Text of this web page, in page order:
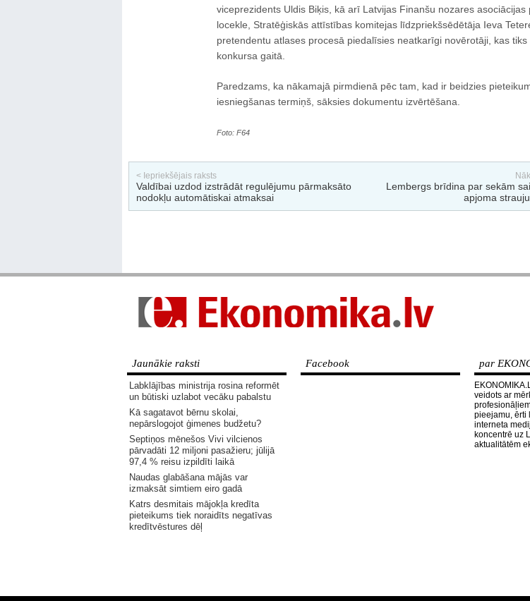
viceprezidents Uldis Biķis, kā arī Latvijas Finanšu nozares asociācijas
locekle, Stratēģiskās attīstības komitejas līdzpriekšsēdētāja Ieva
pretendentu atlases procesā piedalīsies neatkarīgi novērotāji, kas tiks
konkursa gaitā.
Paredzams, ka nākamajā pirmdienā pēc tam, kad ir beidzies
iesniegšanas termiņš, sāksies dokumentu izvērtēšana.
Foto: F64
< Iepriekšējais raksts
Valdībai uzdod izstrādāt regulējumu pārmaksāto
nodokļu automātiskai atmaksai
Lembergs brīdina par sekām
apjoma
Jaunākie raksti
Labklājības ministrija rosina reformēt
un būtiski uzlabot vecāku pabalstu
Kā sagatavot bērnu skolai,
nepārslogojot ģimenes budžetu?
Septiņos mēnešos Vivi vilcienos
pārvadāti 12 miljoni pasažieru; jūlijā
97,4 % reisu izpildīti laikā
Naudas glabāšana mājās var
izmaksāt simtiem eiro gadā
Katrs desmitais mājokļa kredīta
pieteikums tiek noraidīts negatīvas
kredītvēstures dēļ
Facebook par
veidots ar
pieejamu, ērti
interneta
koncentrē uz
aktualitātēm